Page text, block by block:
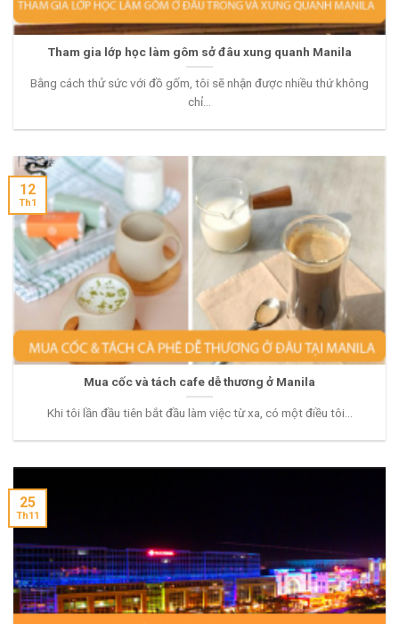
Tham gia lớp học làm gôm sở đâu xung quanh Manila
Bằng cách thử sức với đồ gốm, tôi sẽ nhận được nhiều thứ không
chỉ...
Mua cốc và tách cafe dễ thương ở Manila
Khi tôi lần đầu tiên bắt đầu làm việc từ xa, có một điều tôi...
12
Th1
25
Th11